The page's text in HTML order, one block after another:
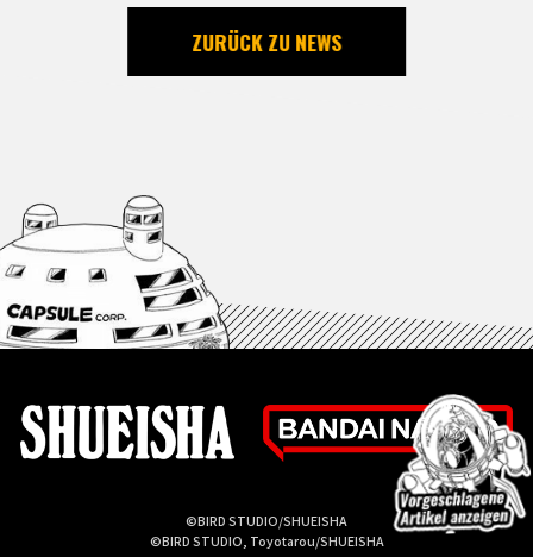
ZURÜCK ZU NEWS
©BIRD STUDIO/SHUEISHA
©BIRD STUDIO, Toyotarou/SHUEISHA